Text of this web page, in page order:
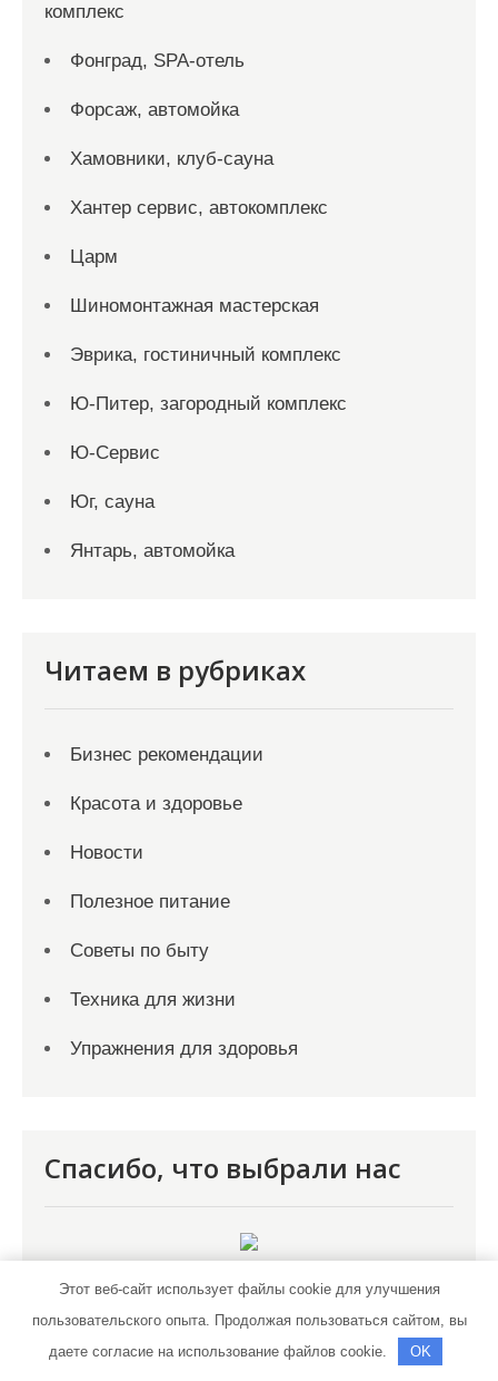
комплекс
Фонград, SPA-отель
Форсаж, автомойка
Хамовники, клуб-сауна
Хантер сервис, автокомплекс
Царм
Шиномонтажная мастерская
Эврика, гостиничный комплекс
Ю-Питер, загородный комплекс
Ю-Сервис
Юг, сауна
Янтарь, автомойка
Читаем в рубриках
Бизнес рекомендации
Красота и здоровье
Новости
Полезное питание
Советы по быту
Техника для жизни
Упражнения для здоровья
Спасибо, что выбрали нас
Этот веб-сайт использует файлы cookie для улучшения
пользовательского опыта. Продолжая пользоваться сайтом, вы
даете согласие на использование файлов cookie.
OK